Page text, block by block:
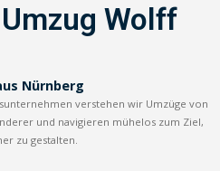
Wolff
Nürnberg
verstehen wir Umzüge von
und navigieren mühelos zum Ziel,
zu gestalten.